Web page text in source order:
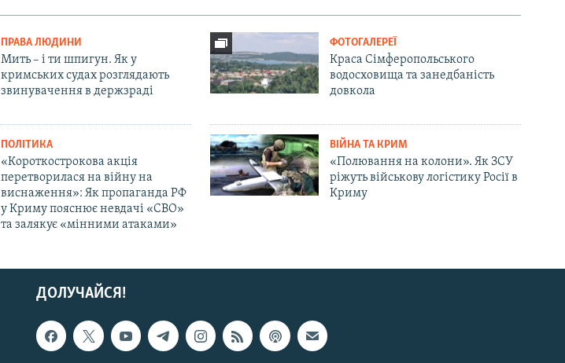
ПРАВА ЛЮДИНИ
Мить – і ти шпигун. Як у
кримських судах розглядають
звинувачення в держзраді
ФОТОГАЛЕРЕЇ
Краса Сімферопольського
водосховища та занедбаність
довкола
ПОЛІТИКА
«Короткострокова акція
перетворилася на війну на
виснаження»: Як пропаганда РФ
у Криму пояснює невдачі «СВО»
та залякує «мінними атаками»
ВІЙНА ТА КРИМ
«Полювання на колони». Як ЗСУ
ріжуть військову логістику Росії в
Криму
ДОЛУЧАЙСЯ!